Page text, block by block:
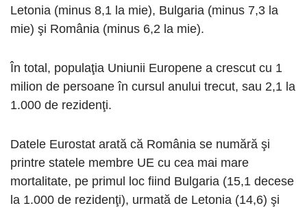
Letonia (minus 8,1 la mie), Bulgaria (minus 7,3 la
mie) şi România (minus 6,2 la mie).
În total, populaţia Uniunii Europene a crescut cu 1
milion de persoane în cursul anului trecut, sau 2,1 la
1.000 de rezidenţi.
Datele Eurostat arată că România se numără şi
printre statele membre UE cu cea mai mare
mortalitate, pe primul loc fiind Bulgaria (15,1 decese
la 1.000 de rezidenţi), urmată de Letonia (14,6) şi